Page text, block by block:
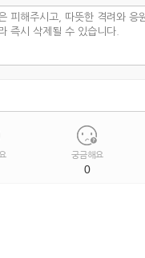
궁금해요
0